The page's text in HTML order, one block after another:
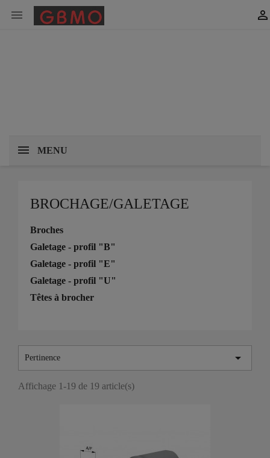
 
MENU
BROCHAGE/GALETAGE
Broches
Galetage - profil "B"
Galetage - profil "E"
Galetage - profil "U"
Têtes à brocher
Pertinence 
Affichage 1-19 de 19 article(s)